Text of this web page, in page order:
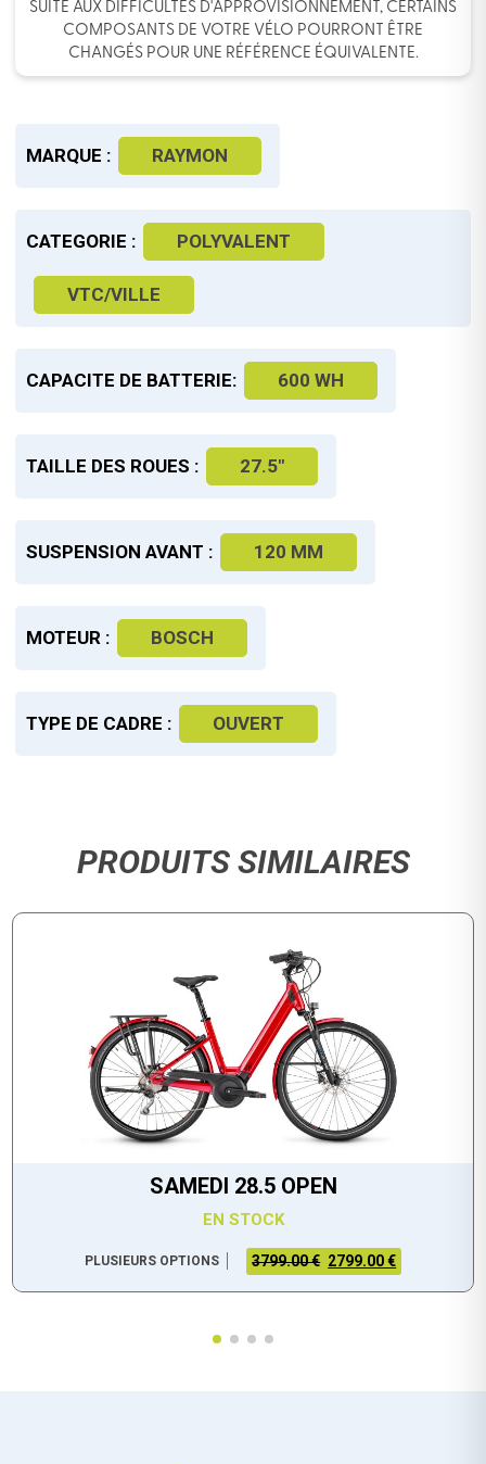
SUITE AUX DIFFICULTÉS D'APPROVISIONNEMENT, CERTAINS
COMPOSANTS DE VOTRE VÉLO POURRONT ÊTRE
CHANGÉS POUR UNE RÉFÉRENCE ÉQUIVALENTE.
MARQUE : RAYMON
CATEGORIE : POLYVALENT
VTC/VILLE
CAPACITE DE BATTERIE: 600 WH
TAILLE DES ROUES : 27.5"
SUSPENSION AVANT : 120 MM
MOTEUR : BOSCH
TYPE DE CADRE : OUVERT
PRODUITS SIMILAIRES
SAMEDI 28.5 OPEN
EN STOCK
PLUSIEURS OPTIONS 3799.00 € 2799.00 €